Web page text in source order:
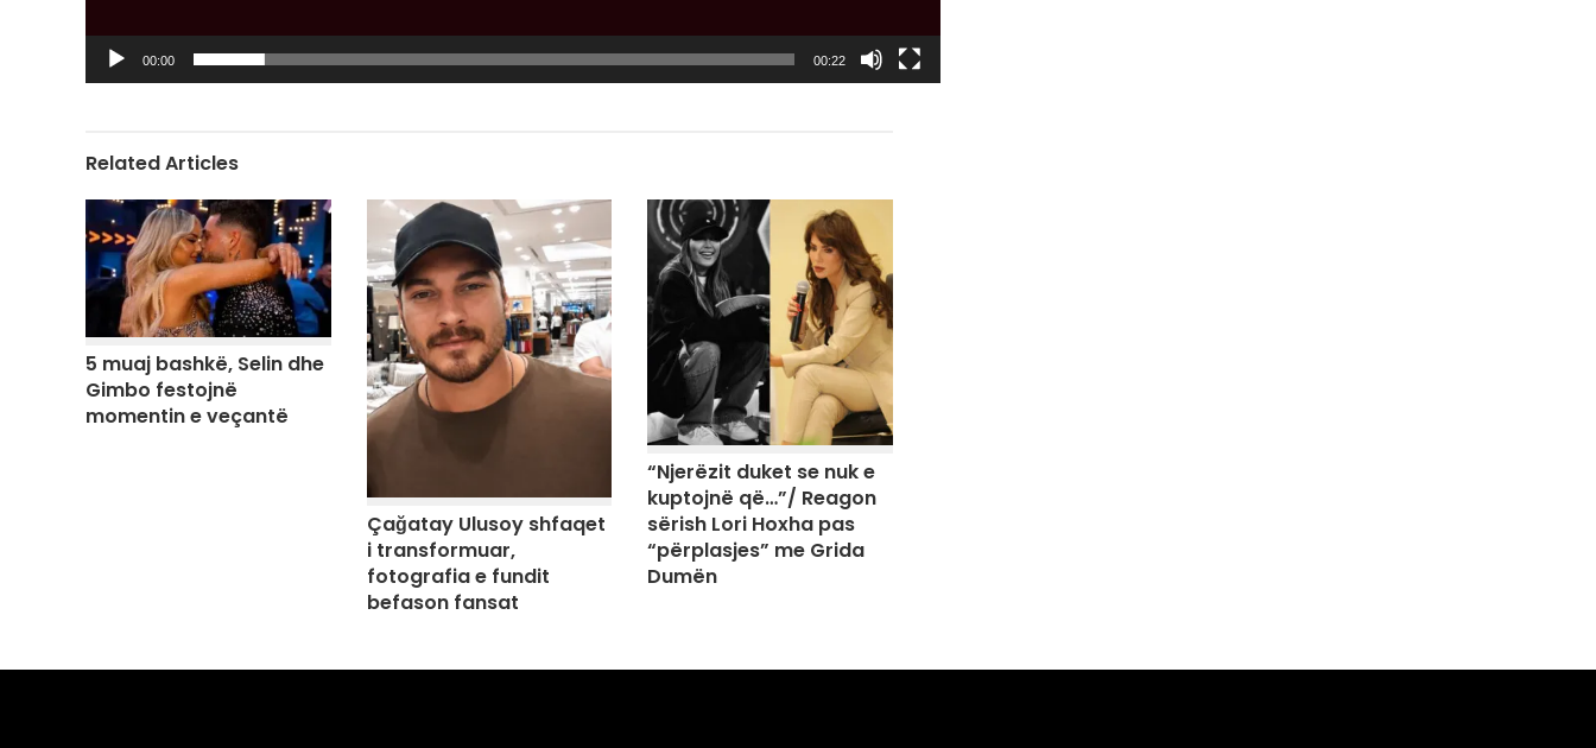
00:00 00:22
Related Articles
5 muaj bashkë, Selin dhe
Gimbo festojnë
momentin e veçantë
Çağatay Ulusoy shfaqet
i transformuar,
fotografia e fundit
befason fansat
“Njerëzit duket se nuk e
kuptojnë që…”/ Reagon
sërish Lori Hoxha pas
“përplasjes” me Grida
Dumën